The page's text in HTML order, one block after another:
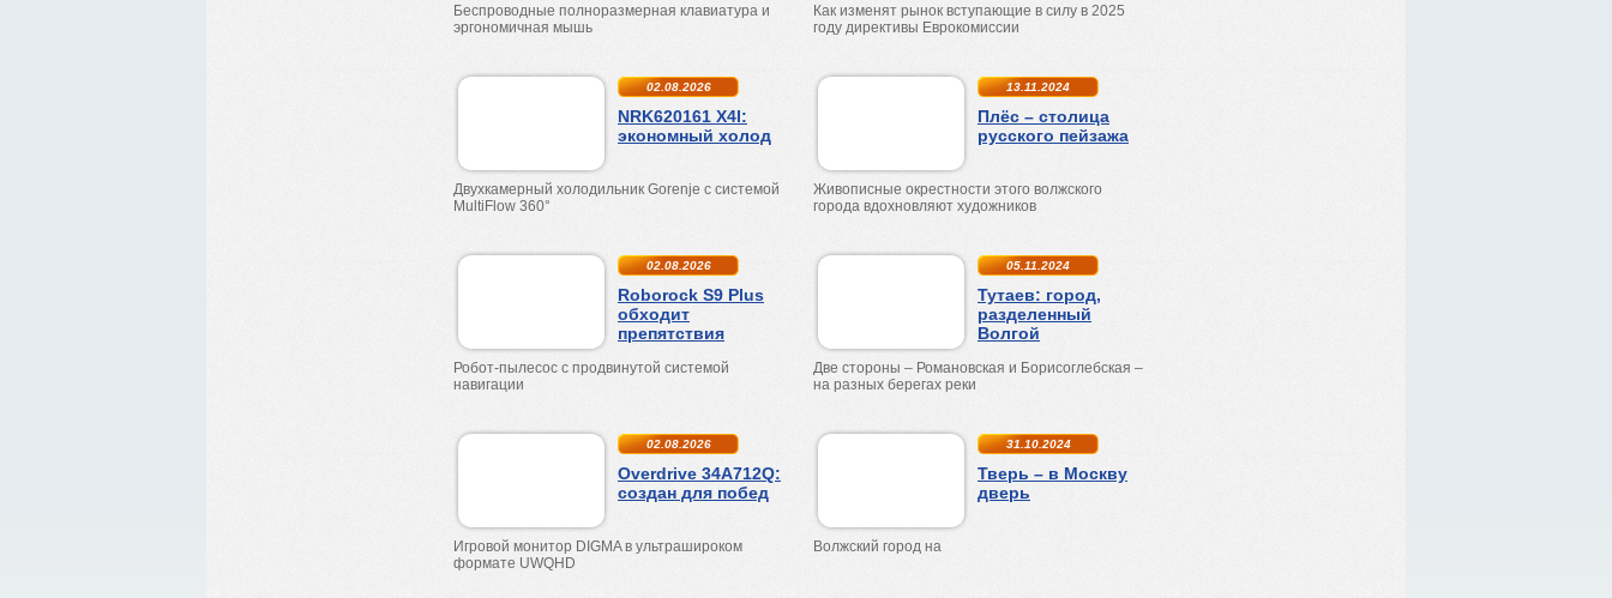
Беспроводные полноразмерная клавиатура и
эргономичная мышь
02.08.2026
NRK620161 X4I:
экономный холод
Двухкамерный холодильник Gorenje с системой
MultiFlow 360°
02.08.2026
Roborock S9 Plus
обходит
препятствия
Робот-пылесос с продвинутой системой
навигации
02.08.2026
Overdrive 34A712Q:
создан для побед
Игровой монитор DIGMAв ультрашироком
формате UWQHD
Как изменят рынок вступающие в силу в 2025
году директивы Еврокомиссии
13.11.2024
Плёс – столица
русского пейзажа
Живописные окрестности этого волжского
города вдохновляют художников
05.11.2024
Тутаев: город,
разделенный
Волгой
Две стороны – Романовская и Борисоглебская –
на разных берегах реки
31.10.2024
Тверь – в Москву
дверь
Волжский город на